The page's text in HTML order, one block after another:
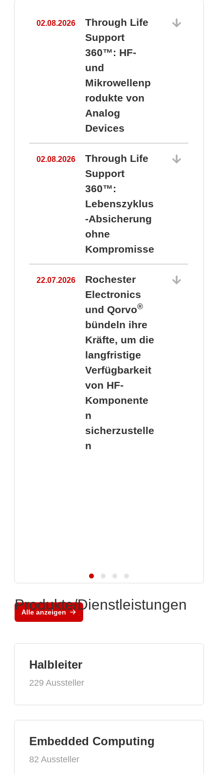
02.08.2026
Through Life
Support
360™: HF-
und
Mikrowellenp
rodukte von
Analog
Devices
02.08.2026
Through Life
Support
360™:
Lebenszyklus
-Absicherung
ohne
Kompromisse
22.07.2026
Rochester
Electronics
und Qorvo®
bündeln ihre
Kräfte, um die
langfristige
Verfügbarkeit
von HF-
Komponente
n
sicherzustelle
n
Alle anzeigen
Produkte/Dienstleistungen
Halbleiter
229 Aussteller
Embedded Computing
82 Aussteller